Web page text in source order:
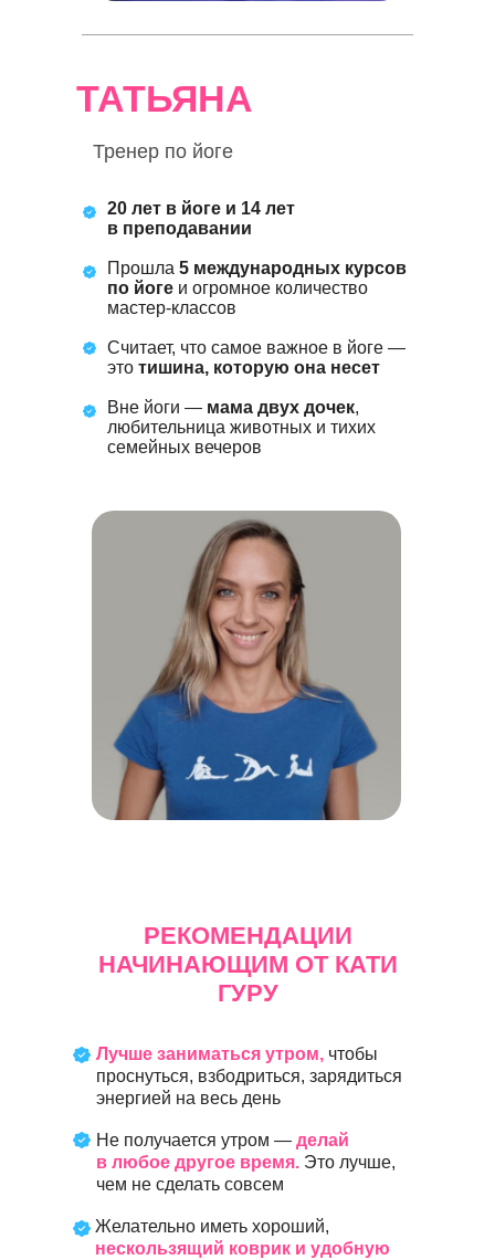
20 лет в йоге и 14 лет
в преподавании
Прошла 5 международных курсов
по йоге и огромное количество
мастер-классов
Считает, что самое важное в йоге —
это тишина, которую она несет
Вне йоги — мама двух дочек,
любительница животных и тихих
семейных вечеров
Тренер по йоге
ТАТЬЯНА
РЕКОМЕНДАЦИИ
НАЧИНАЮЩИМ ОТ КАТИ
ГУРУ
Лучше заниматься утром, чтобы
проснуться, взбодриться, зарядиться
энергией на весь день
Не получается утром — делай
в любое другое время. Это лучше,
чем не сделать совсем
Желательно иметь хороший,
нескользящий коврик и удобную